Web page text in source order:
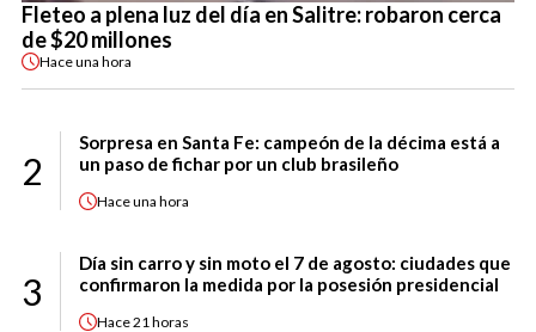
Fleteo a plena luz del día en Salitre: robaron cerca
de $20 millones
Haceuna hora
2
Sorpresa en Santa Fe: campeón de la décima está a
un paso de fichar por un club brasileño
Haceuna hora
3
Día sin carro y sin moto el 7 de agosto: ciudades que
confirmaron la medida por la posesión presidencial
Hace21 horas